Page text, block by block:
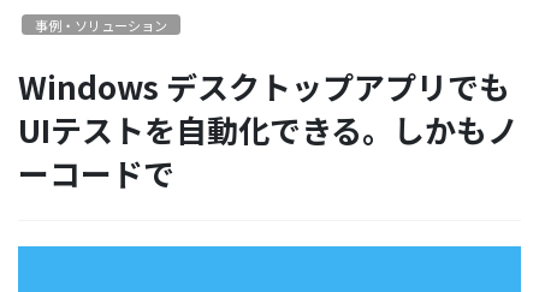
事例・ソリューション
Windows デスクトップアプリでも
UIテストを自動化できる。しかもノ
ーコードで